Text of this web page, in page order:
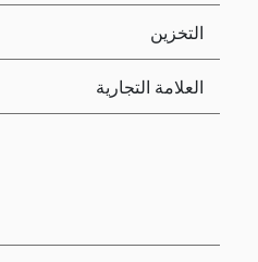
التخزين
العلامة التجارية